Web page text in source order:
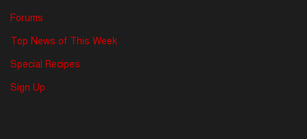
Forums
Top News of This Week
Special Recipes
Sign Up